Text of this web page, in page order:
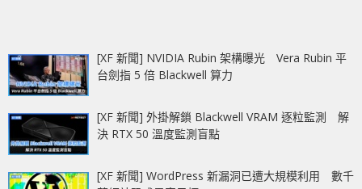
[XF 新聞] NVIDIA Rubin 架構曝光 Vera Rubin 平
台劍指 5 倍 Blackwell 算力
[XF 新聞] 外掛解鎖 Blackwell VRAM 逐粒監測 解
決 RTX 50 溫度監測盲點
[XF 新聞] WordPress 新漏洞已遭大規模利用 數千